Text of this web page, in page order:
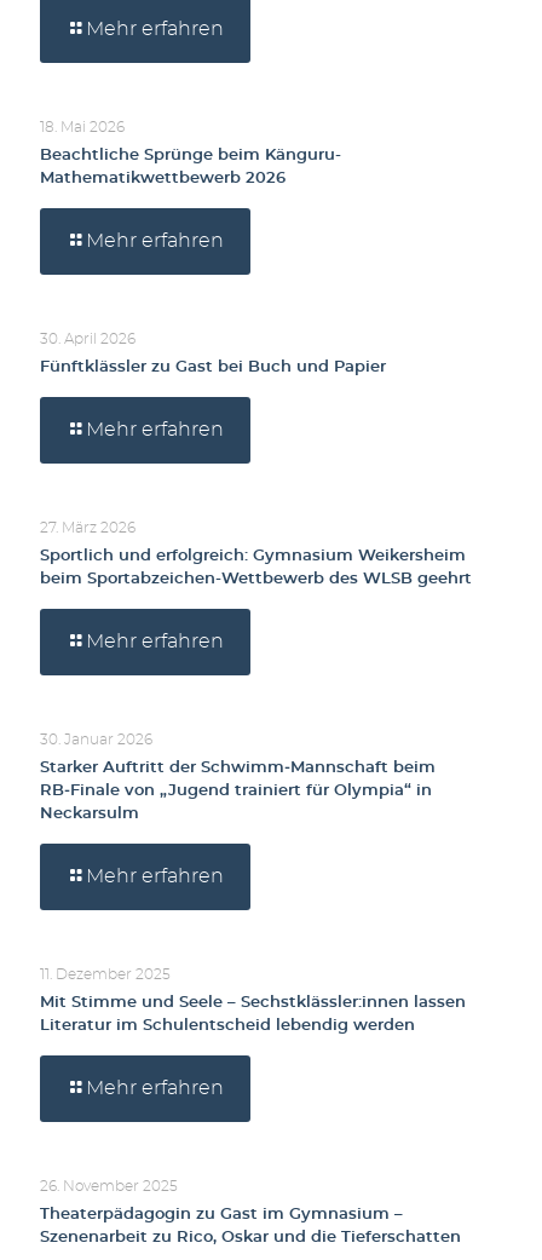
Mehr erfahren
18. Mai 2026
Beachtliche Sprünge beim Känguru-
Mathematikwettbewerb 2026
Mehr erfahren
30. April 2026
Fünftklässler zu Gast bei Buch und Papier
Mehr erfahren
27. März 2026
Sportlich und erfolgreich: Gymnasium Weikersheim
beim Sportabzeichen-Wettbewerb des WLSB geehrt
Mehr erfahren
30. Januar 2026
Starker Auftritt der Schwimm‑Mannschaft beim
RB‑Finale von „Jugend trainiert für Olympia“ in
Neckarsulm
Mehr erfahren
11. Dezember 2025
Mit Stimme und Seele – Sechstklässler:innen lassen
Literatur im Schulentscheid lebendig werden
Mehr erfahren
26. November 2025
Theaterpädagogin zu Gast im Gymnasium –
Szenenarbeit zu Rico, Oskar und die Tieferschatten